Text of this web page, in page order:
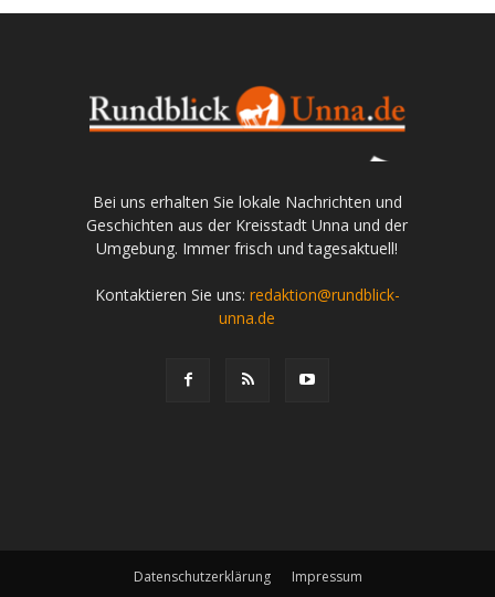
Bei uns erhalten Sie lokale Nachrichten und
Geschichten aus der Kreisstadt Unna und der
Umgebung. Immer frisch und tagesaktuell!
Kontaktieren Sie uns: redaktion@rundblick-
unna.de
Datenschutzerklärung Impressum